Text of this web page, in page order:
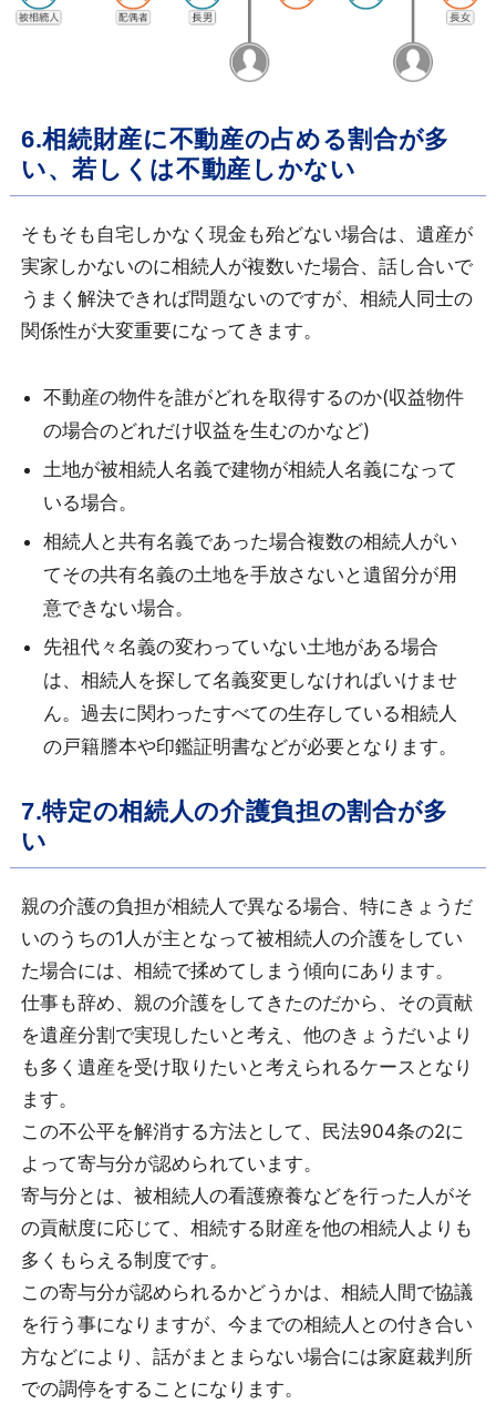
6.相続財産に不動産の占める割合が多
い、若しくは不動産しかない
そもそも自宅しかなく現金も殆どない場合は、遺産が
実家しかないのに相続人が複数いた場合、話し合いで
うまく解決できれば問題ないのですが、相続人同士の
関係性が大変重要になってきます。
不動産の物件を誰がどれを取得するのか(収益物件
の場合のどれだけ収益を生むのかなど)
土地が被相続人名義で建物が相続人名義になって
いる場合。
相続人と共有名義であった場合複数の相続人がい
てその共有名義の土地を手放さないと遺留分が用
意できない場合。
先祖代々名義の変わっていない土地がある場合
は、相続人を探して名義変更しなければいけませ
ん。過去に関わったすべての生存している相続人
の戸籍謄本や印鑑証明書などが必要となります。
7.特定の相続人の介護負担の割合が多
い
親の介護の負担が相続人で異なる場合、特にきょうだ
いのうちの1人が主となって被相続人の介護をしてい
た場合には、相続で揉めてしまう傾向にあります。
仕事も辞め、親の介護をしてきたのだから、その貢献
を遺産分割で実現したいと考え、他のきょうだいより
も多く遺産を受け取りたいと考えられるケースとなり
ます。
この不公平を解消する方法として、民法904条の2に
よって寄与分が認められています。
寄与分とは、被相続人の看護療養などを行った人がそ
の貢献度に応じて、相続する財産を他の相続人よりも
多くもらえる制度です。
この寄与分が認められるかどうかは、相続人間で協議
を行う事になりますが、今までの相続人との付き合い
方などにより、話がまとまらない場合には家庭裁判所
での調停をすることになります。